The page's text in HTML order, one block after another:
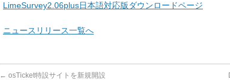
LimeSurvey2.06plus日本語対応版ダウンロードページ
ニュースリリース一覧へ
← osTicket特設サイトを新規開設